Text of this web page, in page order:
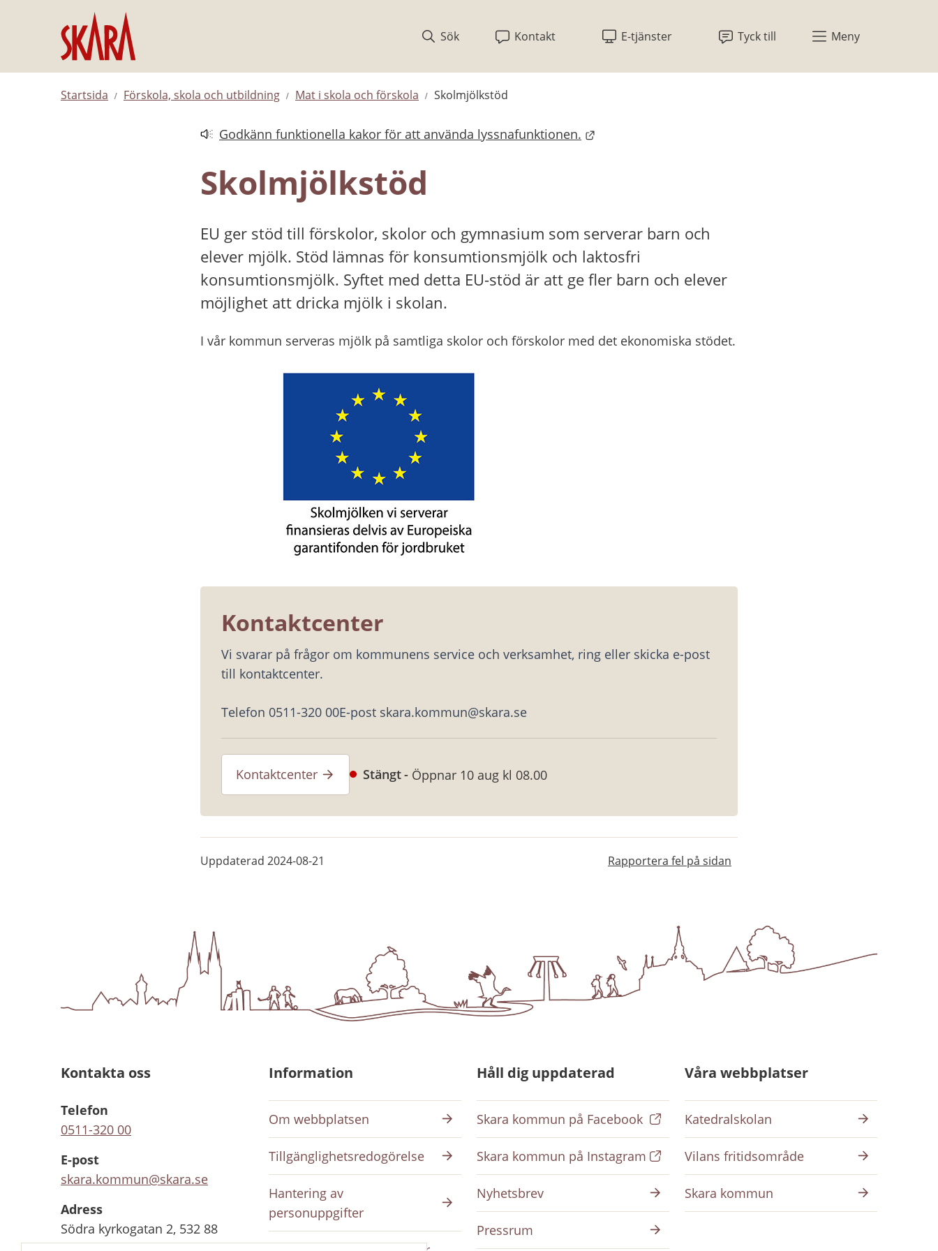
Hoppa till innehåll
Sök
Kontakt E-tjänster Tyck till Meny
Startsida Förskola, skola och utbildning Mat i skola och förskola Skolmjölkstöd
Godkänn funktionella kakor för att använda lyssnafunktionen.
Länk till annan webbplats.
Skolmjölkstöd
EU ger stöd till förskolor, skolor och gymnasium som serverar barn och
elever mjölk. Stöd lämnas för konsumtionsmjölk och laktosfri
konsumtionsmjölk. Syftet med detta EU-stöd är att ge fler barn och elever
möjlighet att dricka mjölk i skolan.
I vår kommun serveras mjölk på samtliga skolor och förskolor med det ekonomiska stödet.
Kontaktcenter
Vi svarar på frågor om kommunens service och verksamhet, ring eller skicka e-post
till kontaktcenter.
Telefon 0511-320 00E-post skara.kommun@skara.se
Kontaktcenter Stängt Öppnar 10 aug kl 08.00
Uppdaterad 2024-08-21 Rapportera fel på sidan
Kontakta oss
Telefon
0511-320 00
E-post
skara.kommun@skara.se
Adress
Södra kyrkogatan 2, 532 88
Information
Om webbplatsen
Tillgänglighetsredogörelse
Hantering av
personuppgifter
Håll dig uppdaterad
Skara kommun på Facebook
Skara kommun på Instagram
Nyhetsbrev
Pressrum
Våra webbplatser
Katedralskolan
Vilans fritidsområde
Skara kommun